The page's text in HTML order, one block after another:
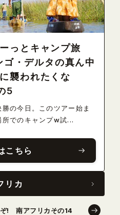
っとキャンプ旅
・デルタの真ん中
襲われたくな
5
の今日。このツアー始ま
所でのキャンプw試...
こちら
リカ
ぞ! 南アフリカその14